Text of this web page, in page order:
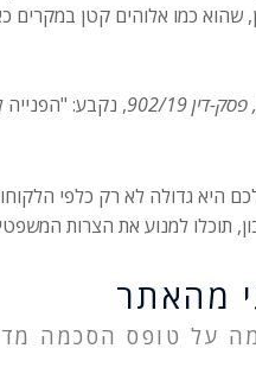
שהוא כמו אלוהים קטן
902/19 , נקבע:
היא גדולה לא רק כלפי
תוכלו למנוע את הצרות
מהאתר
על טופס הסכמה